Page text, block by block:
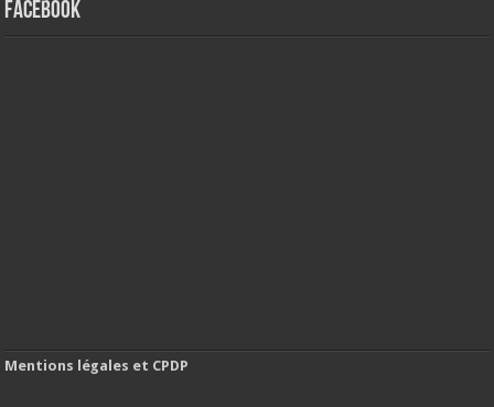
FACEBOOK
Mentions légales et CPDP